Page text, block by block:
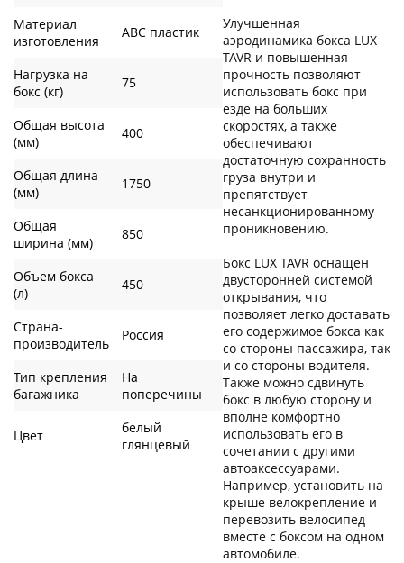
Материал
изготовления
ABC пластик
Нагрузка на
бокс (кг)
75
Общая высота
(мм)
400
Общая длина
(мм)
1750
Общая
ширина (мм)
850
Объем бокса
(л)
450
Страна-
производитель
Россия
Тип крепления
багажника
На
поперечины
Цвет
белый
глянцевый
Улучшенная
аэродинамика бокса LUX
TAVR и повышенная
прочность позволяют
использовать бокс при
езде на больших
скоростях, а также
обеспечивают
достаточную сохранность
груза внутри и
препятствует
несанкционированному
проникновению.
Бокс LUX TAVR оснащён
двусторонней системой
открывания, что
позволяет легко доставать
его содержимое бокса как
со стороны пассажира, так
и со стороны водителя.
Также можно сдвинуть
бокс в любую сторону и
вполне комфортно
использовать его в
сочетании с другими
автоаксессуарами.
Например, установить на
крыше велокрепление и
перевозить велосипед
вместе с боксом на одном
автомобиле.